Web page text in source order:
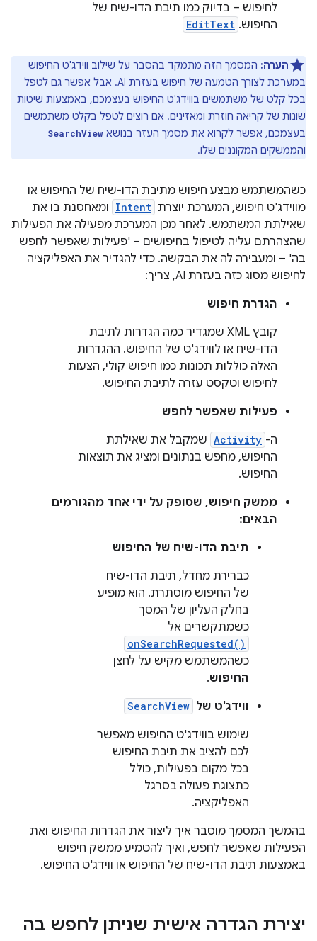
לחיפוש – בדיוק כמו תיבת הדו-שיח של
החיפוש. EditText
הערה: המסמך הזה מתמקד בהסבר על שילוב ווידג'ט החיפוש
במערכת לצורך הטמעה של חיפוש בעזרת AI. אבל אפשר גם לטפל
בכל קלט של משתמשים בווידג'ט החיפוש בעצמכם, באמצעות שיטות
שונות של קריאה חוזרת ומאזינים. אם רוצים לטפל בקלט משתמשים
בעצמכם, אפשר לקרוא את מסמך העזר בנושא SearchView
והממשקים המקוננים שלו.
כשהמשתמש מבצע חיפוש מתיבת הדו-שיח של החיפוש או
מווידג'ט חיפוש, המערכת יוצרת Intent ומאחסנת בו את
שאילתת המשתמש. לאחר מכן המערכת מפעילה את הפעילות
שהצהרתם עליה לטיפול בחיפושים – 'פעילות שאפשר לחפש
בה' – ומעבירה לה את הבקשה. כדי להגדיר את האפליקציה
לחיפוש מסוג כזה בעזרת AI, צריך:
הגדרת חיפוש
קובץ XML שמגדיר כמה הגדרות לתיבת
הדו-שיח או לווידג'ט של החיפוש. ההגדרות
האלה כוללות תכונות כמו חיפוש קולי, הצעות
לחיפוש וטקסט עזרה לתיבת החיפוש.
פעילות שאפשר לחפש
ה- Activity שמקבל את שאילתת
החיפוש, מחפש בנתונים ומציג את תוצאות
החיפוש.
ממשק חיפוש, שסופק על ידי אחד מהגורמים
הבאים:
תיבת הדו-שיח של החיפוש
כברירת מחדל, תיבת הדו-שיח
של החיפוש מוסתרת. הוא מופיע
בחלק העליון של המסך
כשמתקשרים אל
onSearchRequested()
כשהמשתמש מקיש על לחצן
החיפוש.
ווידג'ט של SearchView
שימוש בווידג'ט החיפוש מאפשר
לכם להציב את תיבת החיפוש
בכל מקום בפעילות, כולל
כתצוגת פעולה בסרגל
האפליקציה.
בהמשך המסמך מוסבר איך ליצור את הגדרות החיפוש ואת
הפעילות שאפשר לחפש, ואיך להטמיע ממשק חיפוש
באמצעות תיבת הדו-שיח של החיפוש או ווידג'ט החיפוש.
יצירת הגדרה אישית שניתן לחפש בה